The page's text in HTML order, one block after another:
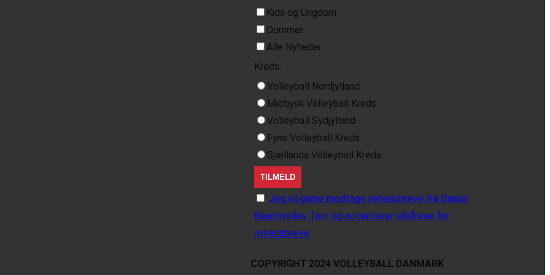
Kids og Ungdom
Dommer
Alle Nyheder
Kreds:
Volleyball Nordjylland
Midtjysk Volleyball Kreds
Volleyball Sydjylland
Fyns Volleyball Kreds
Sjællands Volleyball Kreds
Jeg vil gerne modtage nyhedsbreve fra Danish
Beachvolley Tour og accepterer vilkårene for
nyhedsbreve
COPYRIGHT 2024 VOLLEYBALL DANMARK